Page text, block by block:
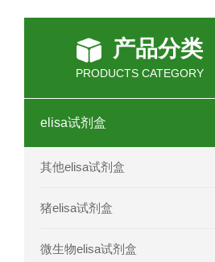
人全式钴氨
人鞘脂
人蓝氏贾第
产品分类
PRODUCTS CATEGORY
elisa试剂盒
其他elisa试剂盒
猪elisa试剂盒
微生物elisa试剂盒